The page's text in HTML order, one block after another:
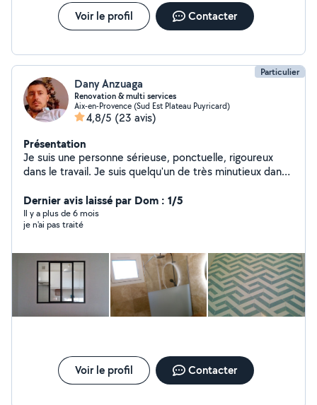
Voir le profil Contacter
Particulier
Dany Anzuaga
Renovation & multi services
Aix-en-Provence (Sud Est Plateau Puyricard)
4,8/5 (23 avis)
Présentation
Je suis une personne sérieuse, ponctuelle, rigoureux
dans le travail. Je suis quelqu'un de très minutieux dans
rénovation.
Dernier avis laissé par Dom : 1/5
Il y a plus de 6 mois
je n'ai pas traité
Voir le profil Contacter